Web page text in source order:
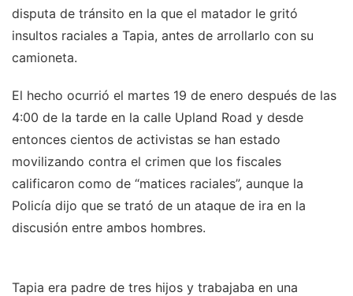
disputa de tránsito en la que el matador le gritó
insultos raciales a Tapia, antes de arrollarlo con su
camioneta.
El hecho ocurrió el martes 19 de enero después de las
4:00 de la tarde en la calle Upland Road y desde
entonces cientos de activistas se han estado
movilizando contra el crimen que los fiscales
calificaron como de “matices raciales”, aunque la
Policía dijo que se trató de un ataque de ira en la
discusión entre ambos hombres.
Tapia era padre de tres hijos y trabajaba en una